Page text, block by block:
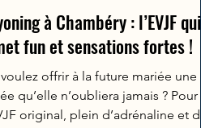
à Chambéry : l’EVJF qui
fun et sensations fortes !
offrir à la future mariée une
qu’elle n’oubliera jamais ? Pour
original, plein d’adrénaline et de